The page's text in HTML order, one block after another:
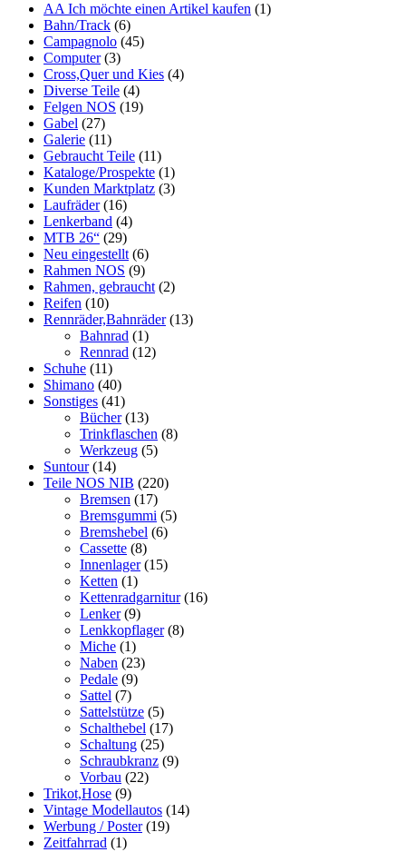
AA Ich möchte einen Artikel kaufen (1)
Bahn/Track (6)
Campagnolo (45)
Computer (3)
Cross,Quer und Kies (4)
Diverse Teile (4)
Felgen NOS (19)
Gabel (27)
Galerie (11)
Gebraucht Teile (11)
Kataloge/Prospekte (1)
Kunden Marktplatz (3)
Laufräder (16)
Lenkerband (4)
MTB 26“ (29)
Neu eingestellt (6)
Rahmen NOS (9)
Rahmen, gebraucht (2)
Reifen (10)
Rennräder,Bahnräder (13)
Bahnrad (1)
Rennrad (12)
Schuhe (11)
Shimano (40)
Sonstiges (41)
Bücher (13)
Trinkflaschen (8)
Werkzeug (5)
Suntour (14)
Teile NOS NIB (220)
Bremsen (17)
Bremsgummi (5)
Bremshebel (6)
Cassette (8)
Innenlager (15)
Ketten (1)
Kettenradgarnitur (16)
Lenker (9)
Lenkkopflager (8)
Miche (1)
Naben (23)
Pedale (9)
Sattel (7)
Sattelstütze (5)
Schalthebel (17)
Schaltung (25)
Schraubkranz (9)
Vorbau (22)
Trikot,Hose (9)
Vintage Modellautos (14)
Werbung / Poster (19)
Zeitfahrrad (1)